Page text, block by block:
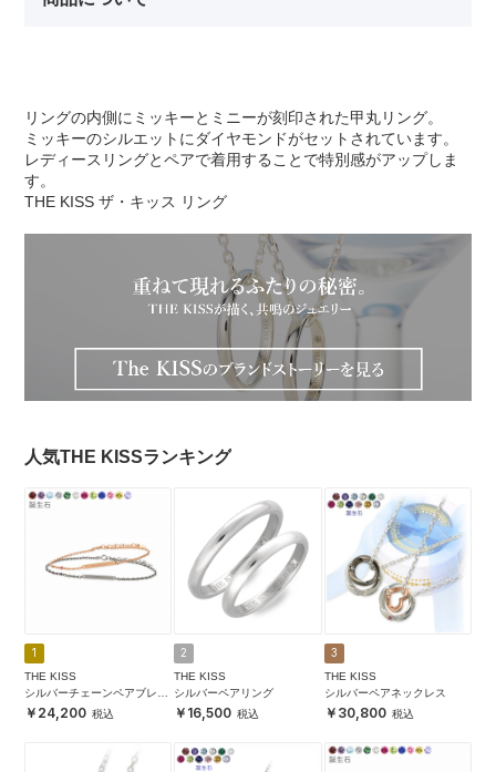
リングの内側にミッキーとミニーが刻印された甲丸リング。
ミッキーのシルエットにダイヤモンドがセットされています。
レディースリングとペアで着用することで特別感がアップしま
す。
THE KISS ザ・キッス リング
人気THE KISSランキング
1
THE KISS
シルバーチェーンペアブレス
レット24,200
2
THE KISS
シルバーペアリング
16,500
3
THE KISS
シルバーペアネックレス
30,800